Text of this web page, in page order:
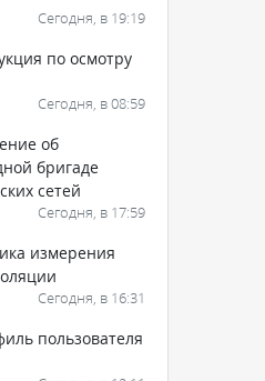
Сегодня, в 19:19
по осмотру
Сегодня, в 08:59
об
бригаде
сетей
Сегодня, в 17:59
измерения
Сегодня, в 16:31
пользователя